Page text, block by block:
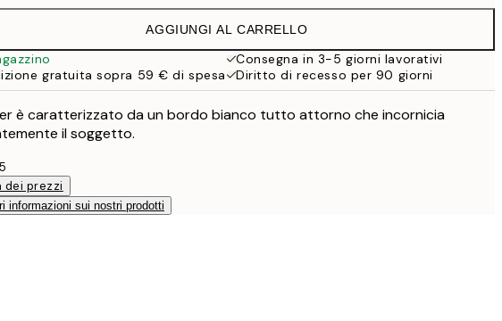
32,45 €
AGGIUNGI AL CARRELLO
Consegna in 3-5 giorni lavorativi
gratuita sopra 59 € di spesa
Diritto di recesso per 90 giorni
è caratterizzato da un bordo bianco tutto attorno che incornicia
il soggetto.
dei prezzi
informazioni sui nostri prodotti